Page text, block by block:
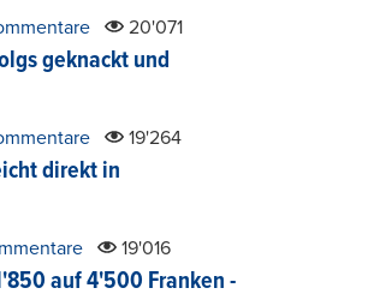
20'071
geknackt und
19'264
direkt in
19'016
auf 4'500 Franken -